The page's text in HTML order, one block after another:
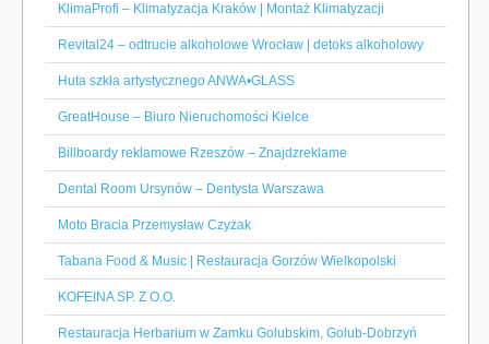
KlimaProfi – Klimatyzacja Kraków | Montaż Klimatyzacji
Revital24 – odtrucie alkoholowe Wrocław | detoks alkoholowy
Huta szkła artystycznego ANWA•GLASS
GreatHouse – Biuro Nieruchomości Kielce
Billboardy reklamowe Rzeszów – Znajdzreklame
Dental Room Ursynów – Dentysta Warszawa
Moto Bracia Przemysław Czyżak
Tabana Food & Music | Restauracja Gorzów Wielkopolski
KOFEINA SP. Z O.O.
Restauracja Herbarium w Zamku Golubskim, Golub-Dobrzyń